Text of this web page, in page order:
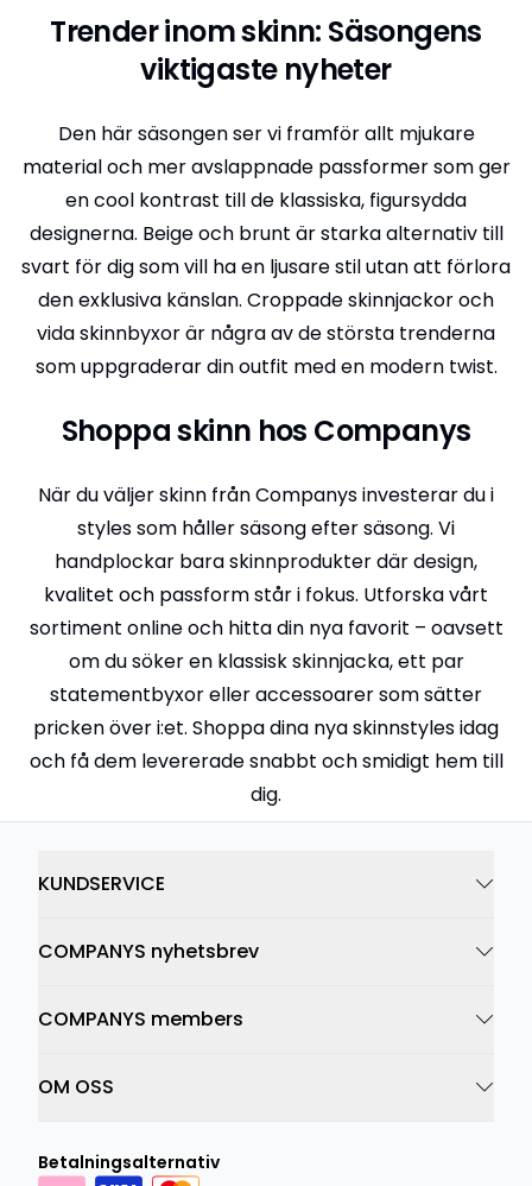
Trender inom skinn: Säsongens
viktigaste nyheter
Den här säsongen ser vi framför allt mjukare
material och mer avslappnade passformer som ger
en cool kontrast till de klassiska, figursydda
designerna. Beige och brunt är starka alternativ till
svart för dig som vill ha en ljusare stil utan att förlora
den exklusiva känslan. Croppade skinnjackor och
vida skinnbyxor är några av de största trenderna
som uppgraderar din outfit med en modern twist.
Shoppa skinn hos Companys
När du väljer skinn från Companys investerar du i
styles som håller säsong efter säsong. Vi
handplockar bara skinnprodukter där design,
kvalitet och passform står i fokus. Utforska vårt
sortiment online och hitta din nya favorit – oavsett
om du söker en klassisk skinnjacka, ett par
statementbyxor eller accessoarer som sätter
pricken över i:et. Shoppa dina nya skinnstyles idag
och få dem levererade snabbt och smidigt hem till
dig.
KUNDSERVICE
COMPANYS nyhetsbrev
COMPANYS members
OM OSS
Betalningsalternativ